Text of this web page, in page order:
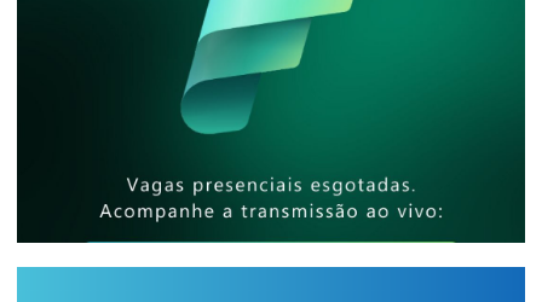
Reporting Services?
10 de janeiro de 2026 9 min de leitura
[Evento Presencial] - Microsoft Reactor